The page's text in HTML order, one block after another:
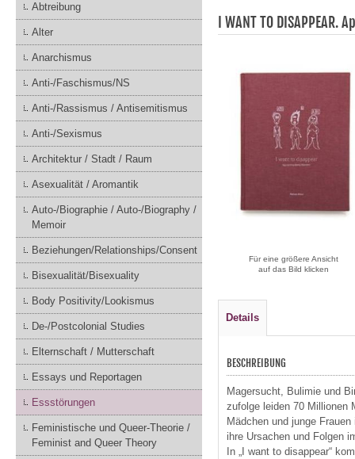
Abtreibung
Alter
Anarchismus
Anti-/Faschismus/NS
Anti-/Rassismus / Antisemitismus
Anti-/Sexismus
Architektur / Stadt / Raum
Asexualität / Aromantik
Auto-/Biographie / Auto-/Biography /
Memoir
Beziehungen/Relationships/Consent
Bisexualität/Bisexuality
Body Positivity/Lookismus
De-/Postcolonial Studies
Elternschaft / Mutterschaft
Essays und Reportagen
Essstörungen
Feministische und Queer-Theorie /
Feminist and Queer Theory
I WANT TO
Für eine größere Ansicht
auf das Bild klicken
Details
BESCHREIBUNG
Magersucht, Bulimie und
zufolge leiden 70 Millionen
Mädchen und junge
ihre Ursachen und Folgen
In „I want to disappear“